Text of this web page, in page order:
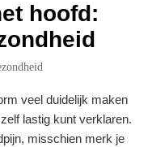
hoofd:
veel duidelijk maken
lastig kunt verklaren.
misschien merk je